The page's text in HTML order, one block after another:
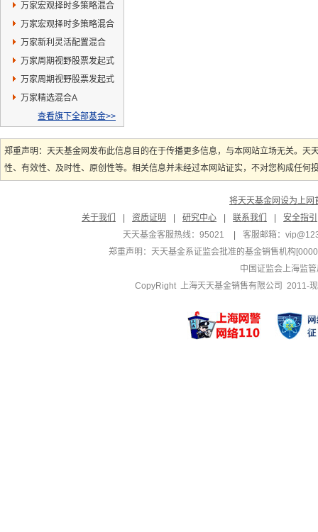
万家宏观择时多策略混合
C
万家宏观择时多策略混合
A
万家新利灵活配置混合
万家周期视野股票发起式
C
万家周期视野股票发起式
A
万家精选混合A
查看旗下全部基金>>
郑重声明：天天基金网发布此信息目的在于传播更多信息，与本网站立场无关。
性、有效性、及时性、原创性等。相关信息并未经过本网站证实，不对您构成任
将天天基金网设为上网
关于我们
资质证明 研究中心 联系我们
安全指引
天天基金客服热线：95021
客服邮箱：
郑重声明：天天基金系证监会批准的基金销售机构
中国证监会上海监
CopyRight 上海天天基金销售有限公司 2011-